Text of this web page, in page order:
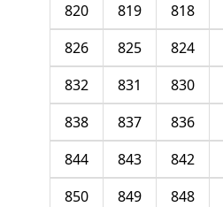
818
819
820
824
825
826
830
831
832
836
837
838
842
843
844
848
849
850